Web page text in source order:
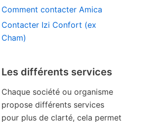
Comment contacter Amica
Contacter Izi Confort (ex
Cham)
Les différents services
Chaque société ou organisme
propose différents services
pour plus de clarté, cela permet